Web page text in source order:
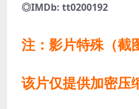
◎IMDb: tt0200192
注：影片特殊（截
该片仅提供加密压